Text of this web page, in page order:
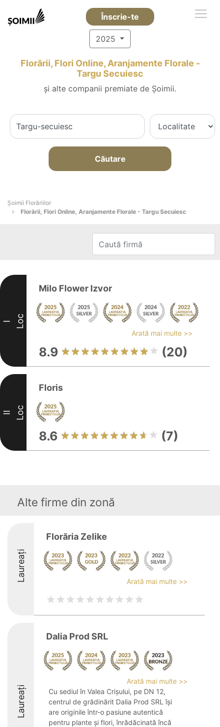
Înscrie-te
2025
Florării, Flori Online, Aranjamente Florale -
Targu Secuiesc
și alte companii premiate de Șoimii.
Căutare
Șoimii Florăriilor
Florării, Flori Online, Aranjamente Florale - Targu Secuiesc
I Loc
Milo Flower Izvor
Arată mai multe >>
8.9 (20)
II Loc
Floris
8.6 (7)
Alte firme din zonă
Laureați
Florăria Zelike
Arată mai multe >>
Laureați
Dalia Prod SRL
Arată mai multe >>
Cu sediul în Valea Crișului, pe DN 12,
centrul de grădinărit Dalia Prod SRL își
are originile într-o pasiune autentică
pentru plante și flori, înrădăcinată încă